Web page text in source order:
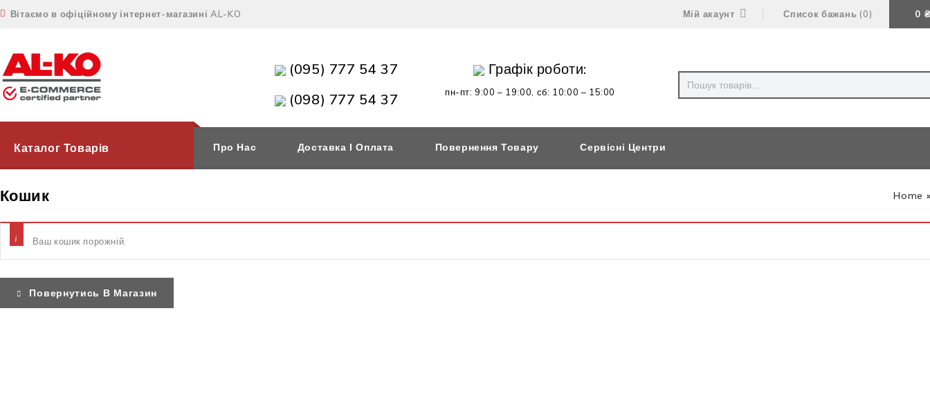
Вітаємо в офіційному інтернет-магазині AL-KO Мій акаунт Список бажань 0 0
(095) 777 54 37
(098) 777 54 37
Графік роботи:
пн-пт: 9:00 – 19:00, сб: 10:00 – 15:00
Каталог Товарів Про Нас Доставка І Оплата Повернення Товару Сервісні Центри
Кошик Home
Ваш кошик порожній.
Повернутись В Магазин